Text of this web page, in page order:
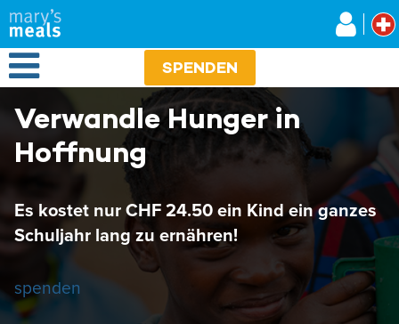
Direkt
zum
Inhalt
Open Menu SPENDEN
Verwandle Hunger in
Hoffnung
Es kostet nur CHF 24.50 ein Kind ein ganzes
Schuljahr lang zu ernähren!
spenden